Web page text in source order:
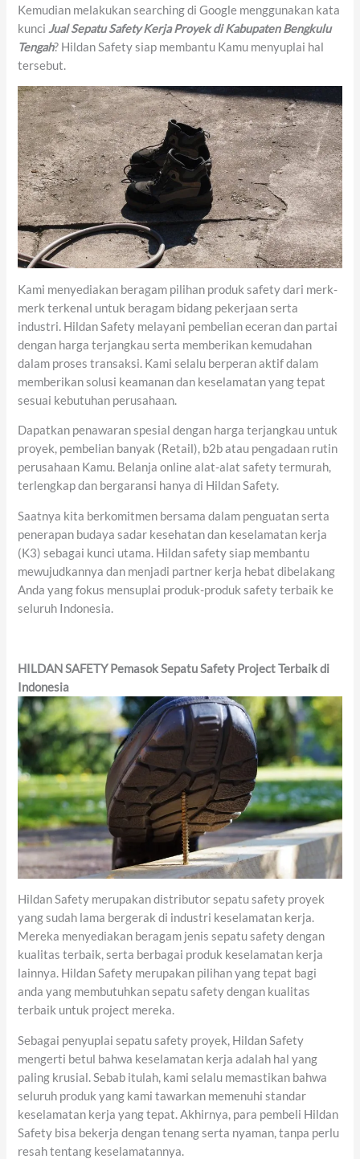
Kemudian melakukan searching di Google menggunakan kata
kunci Jual Sepatu Safety Kerja Proyek di Kabupaten Bengkulu
Tengah? Hildan Safety siap membantu Kamu menyuplai hal
tersebut.
Kami menyediakan beragam pilihan produk safety dari merk-
merk terkenal untuk beragam bidang pekerjaan serta
industri. Hildan Safety melayani pembelian eceran dan partai
dengan harga terjangkau serta memberikan kemudahan
dalam proses transaksi. Kami selalu berperan aktif dalam
memberikan solusi keamanan dan keselamatan yang tepat
sesuai kebutuhan perusahaan.
Dapatkan penawaran spesial dengan harga terjangkau untuk
proyek, pembelian banyak (Retail), b2b atau pengadaan rutin
perusahaan Kamu. Belanja online alat-alat safety termurah,
terlengkap dan bergaransi hanya di Hildan Safety.
Saatnya kita berkomitmen bersama dalam penguatan serta
penerapan budaya sadar kesehatan dan keselamatan kerja
(K3) sebagai kunci utama. Hildan safety siap membantu
mewujudkannya dan menjadi partner kerja hebat dibelakang
Anda yang fokus mensuplai produk-produk safety terbaik ke
seluruh Indonesia.
HILDAN SAFETY Pemasok Sepatu Safety Project Terbaik di
Indonesia
Hildan Safety merupakan distributor sepatu safety proyek
yang sudah lama bergerak di industri keselamatan kerja.
Mereka menyediakan beragam jenis sepatu safety dengan
kualitas terbaik, serta berbagai produk keselamatan kerja
lainnya. Hildan Safety merupakan pilihan yang tepat bagi
anda yang membutuhkan sepatu safety dengan kualitas
terbaik untuk project mereka.
Sebagai penyuplai sepatu safety proyek, Hildan Safety
mengerti betul bahwa keselamatan kerja adalah hal yang
paling krusial. Sebab itulah, kami selalu memastikan bahwa
seluruh produk yang kami tawarkan memenuhi standar
keselamatan kerja yang tepat. Akhirnya, para pembeli Hildan
Safety bisa bekerja dengan tenang serta nyaman, tanpa perlu
resah tentang keselamatannya.